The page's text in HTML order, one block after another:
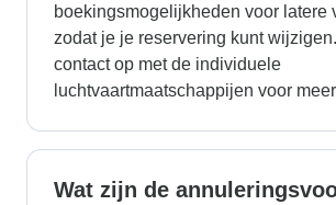
boekingsmogelijkheden voor latere
zodat je je reservering kunt
contact op met de individuele
luchtvaartmaatschappijen voor
Wat zijn de